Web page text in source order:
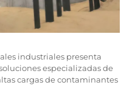
industriales presenta
especializadas de
cargas de contaminantes